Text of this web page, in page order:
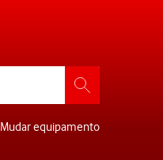
Mudar equipamento